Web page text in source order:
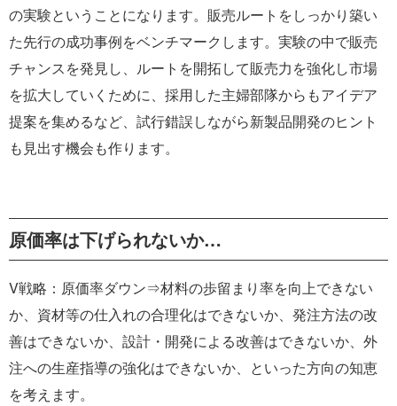
の実験ということになります。販売ルートをしっかり築い
た先行の成功事例をベンチマークします。実験の中で販売
チャンスを発見し、ルートを開拓して販売力を強化し市場
を拡大していくために、採用した主婦部隊からもアイデア
提案を集めるなど、試行錯誤しながら新製品開発のヒント
も見出す機会も作ります。
原価率は下げられないか…
V戦略：原価率ダウン⇒材料の歩留まり率を向上できない
か、資材等の仕入れの合理化はできないか、発注方法の改
善はできないか、設計・開発による改善はできないか、外
注への生産指導の強化はできないか、といった方向の知恵
を考えます。